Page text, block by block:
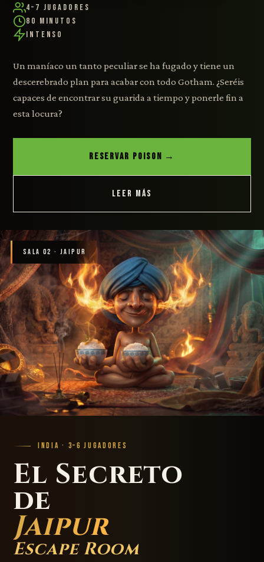
4–7 Jugadores
80 Minutos
Intenso
Un maníaco un tanto peculiar se ha fugado y tiene un
descerebrado plan para acabar con todo Gotham. ¿Seréis
capaces de encontrar su guarida a tiempo y ponerle fin a
esta locura?
RESERVAR POISON →
LEER MÁS
SALA 02 · JAIPUR
INDIA · 3–6 JUGADORES
El Secreto
de
Jaipur
Escape Room